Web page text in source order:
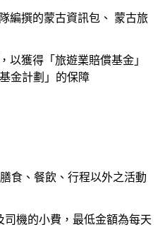
編撰的蒙古資訊包、 蒙古旅
以獲得「旅遊業賠償基金」
金計劃」的保障
食、餐飲、行程以外之活動
機的小費，最低金額為每天